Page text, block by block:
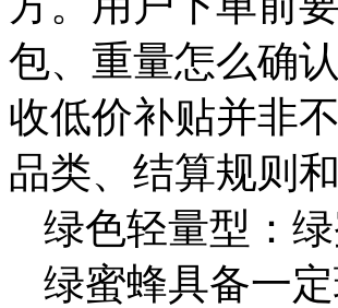
包、重量怎么确
收低价补贴并非
品类、结算规则
绿色轻量型：
绿蜜蜂具备一